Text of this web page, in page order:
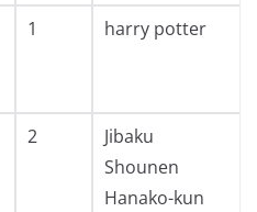
1 harry potter
2
Jibaku
Shounen
Hanako-kun